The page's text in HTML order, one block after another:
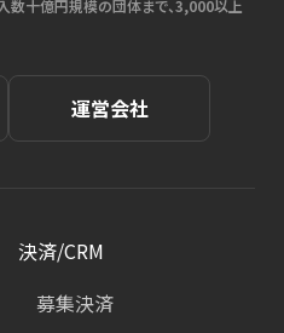
数十億円規模の団体まで、3,000以上
運営会社
決済/CRM
募集決済